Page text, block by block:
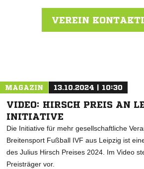
VEREIN
MAGAZIN 13.10.2024 | 10:30
VIDEO: HIRSCH PREIS AN
INITIATIVE
Die Initiative für mehr gesellschaftliche
Breitensport Fußball IVF aus Leipzig ist
des Julius Hirsch Preises 2024. Im Video
Preisträger vor.